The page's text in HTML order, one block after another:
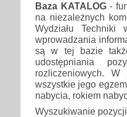
Baza KATALOG-
na niezależnych
Wydziału
wprowadzania
są w tej bazie
udostępniania
rozliczeniowych.
wszystkie jego
nabycia, rokiem
Wyszukiwanie